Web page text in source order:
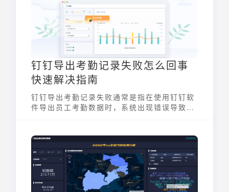
钉钉导出考勤记录失败怎么回事
快速解决指南
钉钉导出考勤记录失败通常是指在使用钉钉软
件导出员工考勤数据时，系统出现错误导致无
等工作。了解常见原因及相应的解决方案，可
以帮助HR快速应对，保障考勤数据的顺利导
出，提高工作效率。